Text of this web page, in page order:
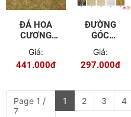
ĐÁ HOA
CƯƠNG
PVC TGP -
9602
Giá:
441.000đ
ĐƯỜNG
GÓC
TRONG
7.5CM TGL
- 6902
Giá:
297.000đ
Page 1 /
7
1 2 3 4